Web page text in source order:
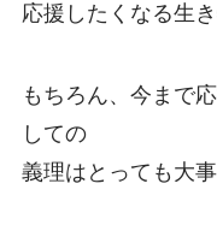
応援したくなる生き
もちろん、今まで
しての
義理はとっても大事